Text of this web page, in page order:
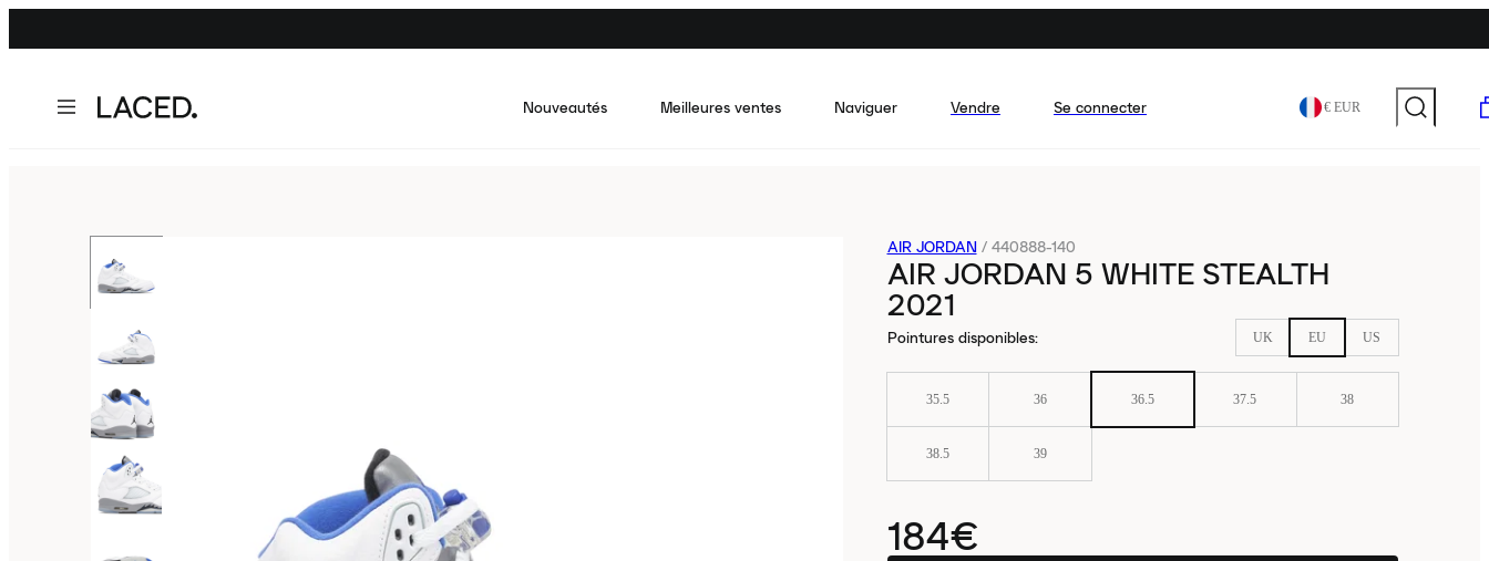
Nouveautés Meilleures ventes Naviguer Vendre Se connecter € EUR
AIR JORDAN / 440888-140
AIR JORDAN 5 WHITE STEALTH
2021
Pointures disponibles: UK EU US
35.5 36 36.5 37.5 38
38.5 39
184€